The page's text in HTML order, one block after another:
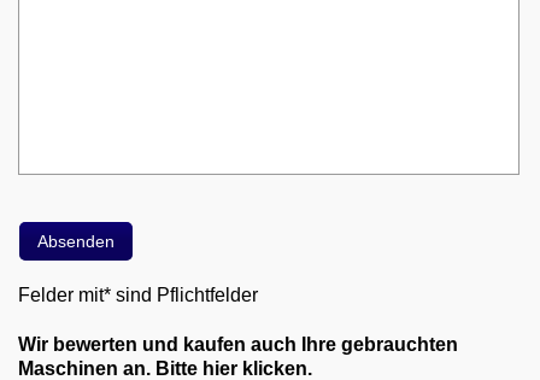
Felder mit* sind Pflichtfelder
Wir bewerten und kaufen auch Ihre gebrauchten
Maschinen an. Bitte hier klicken.